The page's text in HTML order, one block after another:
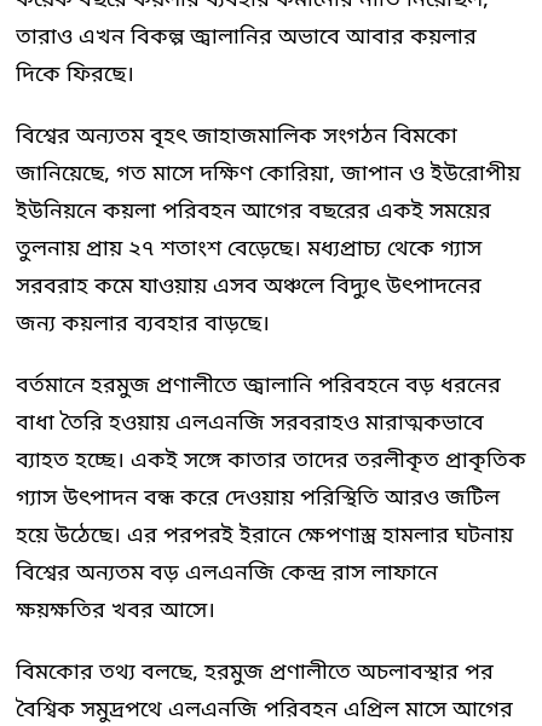
তারাও এখন বিকল্প জ্বালানির অভাবে আবার কয়লার
দিকে ফিরছে।
বিশ্বের অন্যতম বৃহৎ জাহাজমালিক সংগঠন বিমকো
জানিয়েছে, গত মাসে দক্ষিণ কোরিয়া, জাপান ও ইউরোপীয়
ইউনিয়নে কয়লা পরিবহন আগের বছরের একই সময়ের
তুলনায় প্রায় ২৭ শতাংশ বেড়েছে। মধ্যপ্রাচ্য থেকে গ্যাস
সরবরাহ কমে যাওয়ায় এসব অঞ্চলে বিদ্যুৎ উৎপাদনের
জন্য কয়লার ব্যবহার বাড়ছে।
বর্তমানে হরমুজ প্রণালীতে জ্বালানি পরিবহনে বড় ধরনের
বাধা তৈরি হওয়ায় এলএনজি সরবরাহও মারাত্মকভাবে
ব্যাহত হচ্ছে। একই সঙ্গে কাতার তাদের তরলীকৃত প্রাকৃতিক
গ্যাস উৎপাদন বন্ধ করে দেওয়ায় পরিস্থিতি আরও জটিল
হয়ে উঠেছে। এর পরপরই ইরানে ক্ষেপণাস্ত্র হামলার ঘটনায়
বিশ্বের অন্যতম বড় এলএনজি কেন্দ্র রাস লাফানে
ক্ষয়ক্ষতির খবর আসে।
বিমকোর তথ্য বলছে, হরমুজ প্রণালীতে অচলাবস্থার পর
বৈশ্বিক সমুদ্রপথে এলএনজি পরিবহন এপ্রিল মাসে আগের